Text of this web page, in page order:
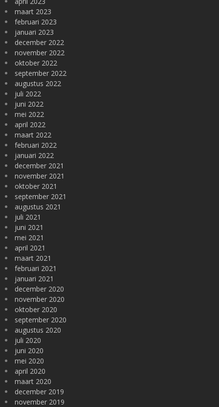
maart 2023
februari 2023
januari 2023
december 2022
november 2022
oktober 2022
september 2022
augustus 2022
juli 2022
juni 2022
mei 2022
april 2022
maart 2022
februari 2022
januari 2022
december 2021
november 2021
oktober 2021
september 2021
augustus 2021
juli 2021
juni 2021
mei 2021
april 2021
maart 2021
februari 2021
januari 2021
december 2020
november 2020
oktober 2020
september 2020
augustus 2020
juli 2020
juni 2020
mei 2020
april 2020
maart 2020
december 2019
november 2019